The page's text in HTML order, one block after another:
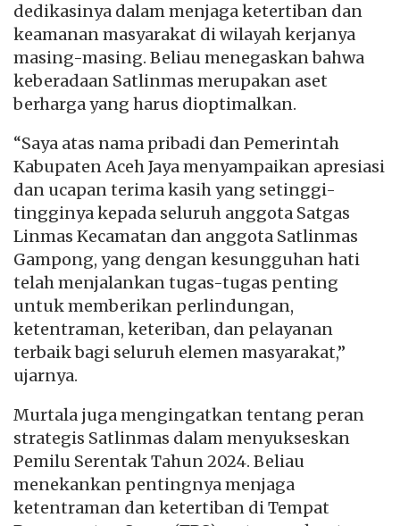
dedikasinya dalam menjaga ketertiban dan
keamanan masyarakat di wilayah kerjanya
masing-masing. Beliau menegaskan bahwa
keberadaan Satlinmas merupakan aset
berharga yang harus dioptimalkan.
“Saya atas nama pribadi dan Pemerintah
Kabupaten Aceh Jaya menyampaikan apresiasi
dan ucapan terima kasih yang setinggi-
tingginya kepada seluruh anggota Satgas
Linmas Kecamatan dan anggota Satlinmas
Gampong, yang dengan kesungguhan hati
telah menjalankan tugas-tugas penting
untuk memberikan perlindungan,
ketentraman, keteriban, dan pelayanan
terbaik bagi seluruh elemen masyarakat,”
ujarnya.
Murtala juga mengingatkan tentang peran
strategis Satlinmas dalam menyukseskan
Pemilu Serentak Tahun 2024. Beliau
menekankan pentingnya menjaga
ketentraman dan ketertiban di Tempat